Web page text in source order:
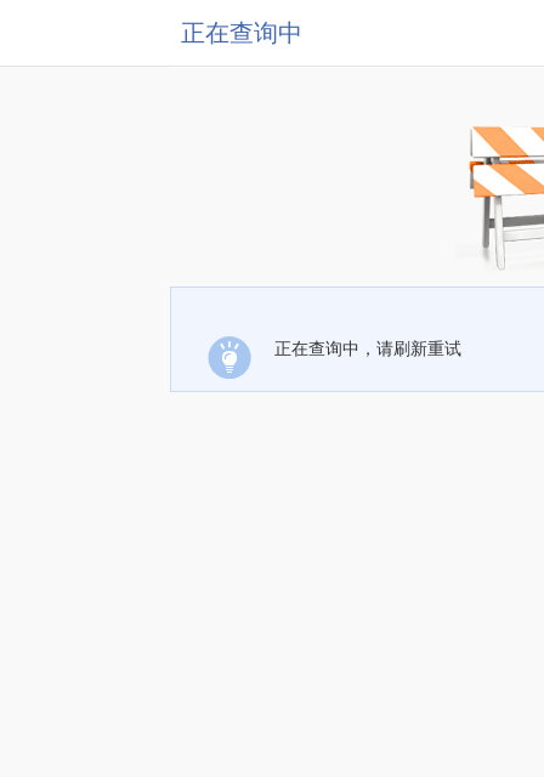
正在查询中
正在查询中，请刷新重试